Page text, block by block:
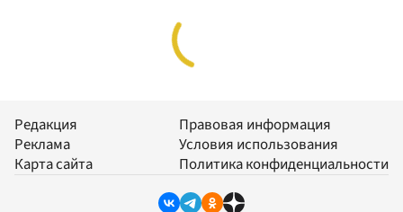
Редакция
Реклама
Карта сайта
Правовая информация
Условия использования
Политика конфиденциальности